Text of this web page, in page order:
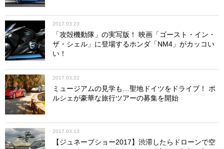
会場：東京・台場（青海臨時駐車場）
公式サイトhttp://www.jcca.cc/event/2017/newyear/
モータースポーツジャパン 2017 フェスティバル イン お台
場
開催日：2017年4月（詳細未定）
会場：東京・台場
公式サイト
自動車技術展：人とクルマのテクノロジー展2017 横浜
開催日：2017年5月24日～26日
会場：パシフィコ横浜
公式サイト
http://expo.jsae.or.jp/
2017.03.23
「攻殻機動隊」の実写版！ 映画「ゴースト・イン・
ザ・シェル」に登場するホンダ「NM4」がカッコい
い！
2017.03.22
ミュージアムの見学も…聖地ドイツをドライブ！ ポ
ルシェが豪華な旅行ツアーの募集を開始
2017.03.13
【ジュネーブショー2017】渋滞したらドローンで空